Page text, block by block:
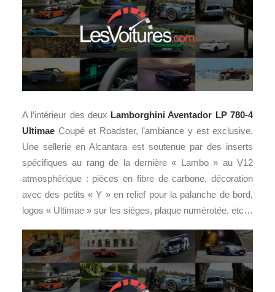
A l’intérieur des deux Lamborghini Aventador LP 780-4
Ultimae Coupé et Roadster, l’ambiance y est exclusive.
Une sellerie en Alcantara est soutenue par des inserts
spécifiques au rang de la dernière « Lambo » au V12
atmosphérique : pièces en fibre de carbone, décoration
avec des petits « Y » en relief pour la palanche de bord,
logos « Ultimae » sur les sièges, plaque numérotée, etc…